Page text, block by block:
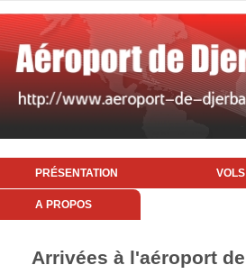
PRÉSENTATION
A PROPOS
Arrivées à l'aéroport